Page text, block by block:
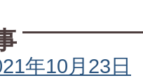
年10月23日